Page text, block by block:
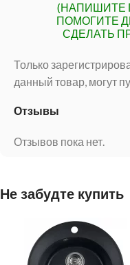
(НАПИШИТЕ
ПОМОГИТЕ
СДЕЛАТЬ
Отзывы
Отзывов пока нет.
Только
данный товар, могут
Не забудте купить